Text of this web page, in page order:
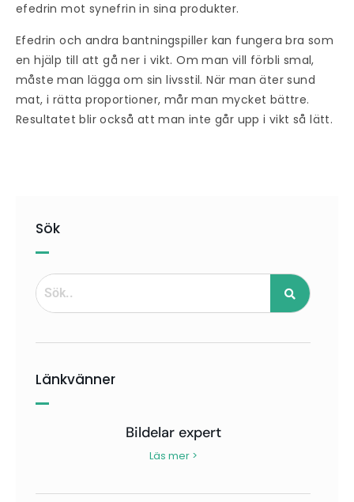
Sök
Länkvänner
Bildelar expert
Läs mer >
efedrin mot synefrin in sina produkter.
Efedrin och andra bantningspiller kan fungera bra som
en hjälp till att gå ner i vikt. Om man vill förbli smal,
måste man lägga om sin livsstil. När man äter sund
mat, i rätta proportioner, mår man mycket bättre.
Resultatet blir också att man inte går upp i vikt så lätt.